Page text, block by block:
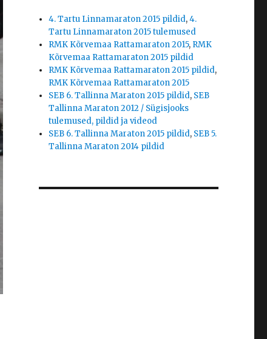
4. Tartu Linnamaraton 2015 pildid,4.
Tartu Linnamaraton 2015 tulemused
RMK Kõrvemaa Rattamaraton 2015, RMK
Kõrvemaa Rattamaraton 2015 pildid
RMK Kõrvemaa Rattamaraton 2015 pildid,
RMK Kõrvemaa Rattamaraton 2015
SEB 6. Tallinna Maraton 2015 pildid, SEB
Tallinna Maraton 2012 / Sügisjooks
tulemused, pildid ja videod
SEB 6. Tallinna Maraton 2015 pildid, SEB 5.
Tallinna Maraton 2014 pildid